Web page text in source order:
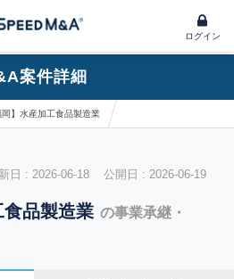
ログイン
案件詳細
岡】水産加工食品製造業
日 : 2026-06-18 公開日 : 2026-06-19
食品製造業 の事業承継・